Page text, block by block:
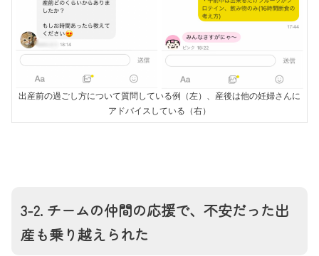
出産前の過ごし方について質問している例（左）、産後は他の妊婦さんに
アドバイスしている（右）
3-2. チームの仲間の応援で、不安だった出
産も乗り越えられた